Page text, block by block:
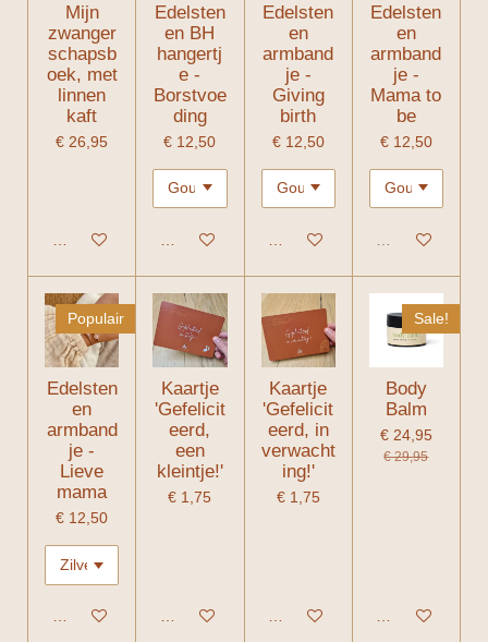
Mijn
zwanger
schapsb
oek, met
linnen
kaft
€ 26,95
In winkelwagen
Edelsten
en BH
hangertj
e -
Borstvoe
ding
€ 12,50
In winkelwagen
Edelsten
en
armband
je -
Giving
birth
€ 12,50
In winkelwagen
Edelsten
en
armband
je -
Mama to
be
€ 12,50
Uitverkocht
Populair
Edelsten
en
armband
je -
Lieve
mama
€ 12,50
In winkelwagen
Kaartje
'Gefelicit
eerd,
een
kleintje!'
€ 1,75
In winkelwagen
Kaartje
'Gefelicit
eerd, in
verwacht
ing!'
€ 1,75
In winkelwagen
Sale!
Body
Balm
€ 24,95
€ 29,95
In winkelwagen